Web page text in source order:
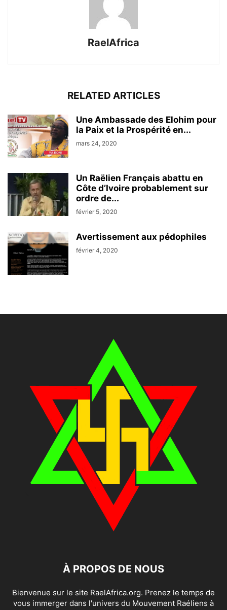
RaelAfrica
RELATED ARTICLES
Une Ambassade des Elohim pour
la Paix et la Prospérité en...
mars 24, 2020
Un Raëlien Français abattu en
Côte d’Ivoire probablement sur
ordre de...
février 5, 2020
Avertissement aux pédophiles
février 4, 2020
À PROPOS DE NOUS
Bienvenue sur le site RaelAfrica.org. Prenez le temps de
vous immerger dans l'univers du Mouvement Raéliens à